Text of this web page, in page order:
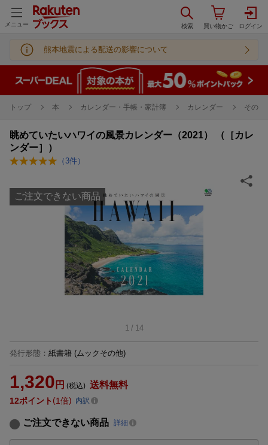
メニュー
熊本地震による配送の影響について
トップ 本 カレンダー・手帳・家計簿 カレンダー その他
眺めていたいハワイの風景カレンダー（2021） （［カレ
ンダー］）
（ 3件）
ご注文できない商品
1 / 14
発行形態 ： 紙書籍 (ムックその他)
1,320 円 (税込) 送料無料
12ポイント 1倍 内訳
ご注文できない商品 詳細